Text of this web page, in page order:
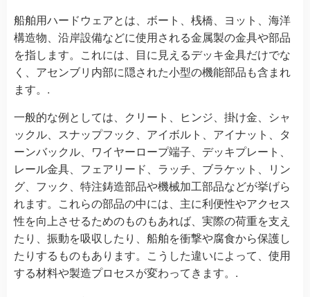
船舶用ハードウェアとは、ボート、桟橋、ヨット、海洋
構造物、沿岸設備などに使用される金属製の金具や部品
を指します。これには、目に見えるデッキ金具だけでな
く、アセンブリ内部に隠された小型の機能部品も含まれ
ます。.
一般的な例としては、クリート、ヒンジ、掛け金、シャ
ックル、スナップフック、アイボルト、アイナット、タ
ーンバックル、ワイヤーロープ端子、デッキプレート、
レール金具、フェアリード、ラッチ、ブラケット、リン
グ、フック、特注鋳造部品や機械加工部品などが挙げら
れます。これらの部品の中には、主に利便性やアクセス
性を向上させるためのものもあれば、実際の荷重を支え
たり、振動を吸収したり、船舶を衝撃や腐食から保護し
たりするものもあります。こうした違いによって、使用
する材料や製造プロセスが変わってきます。.